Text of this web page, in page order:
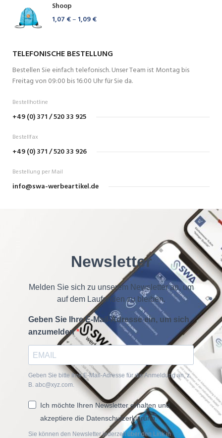
Shoop
1,07 €– 1,09€
TELEFONISCHE BESTELLUNG
Bestellen Sie einfach telefonisch. Unser Team ist Montag bis
Freitag von 09:00 bis 16:00 Uhr für Sie da.
Bestellhotline
+49 (0) 371 / 520 33 925
Bestellfax
+49 (0) 371 / 520 33 926
Bestellung per Mail
info@swa-werbeartikel.de
Newsletter
Melden Sie sich zu unserem Newsletter an, um
auf dem Laufenden zu bleiben.
Geben Sie Ihre E-Mail-Adresse ein, um sich
anzumelden
Geben Sie bitte Ihre E-Mail-Adresse für die Anmeldung an, z.
B. abc@xyz.com.
Ich möchte Ihren Newsletter erhalten und
akzeptiere die Datenschutzerklärung.
Sie können den Newsletter jederzeit über den Link in